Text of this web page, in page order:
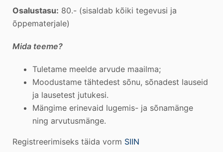
Osalustasu: 80.- (sisaldab kõiki tegevusi ja
õppematerjale)
Mida teeme?
Tuletame meelde arvude maailma;
Moodustame tähtedest sõnu, sõnadest lauseid
ja lausetest jutukesi.
Mängime erinevaid lugemis- ja sõnamänge
ning arvutusmänge.
Registreerimiseks täida vorm SIIN